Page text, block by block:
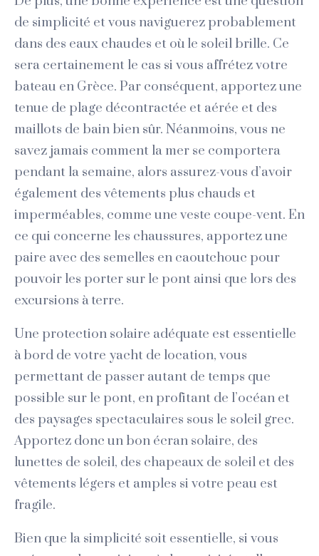
de simplicité et vous naviguerez probablement
dans des eaux chaudes et où le soleil brille. Ce
sera certainement le cas si vous affrétez votre
bateau en Grèce. Par conséquent, apportez une
tenue de plage décontractée et aérée et des
maillots de bain bien sûr. Néanmoins, vous ne
savez jamais comment la mer se comportera
pendant la semaine, alors assurez-vous d’avoir
également des vêtements plus chauds et
imperméables, comme une veste coupe-vent. En
ce qui concerne les chaussures, apportez une
paire avec des semelles en caoutchouc pour
pouvoir les porter sur le pont ainsi que lors des
excursions à terre.
Une protection solaire adéquate est essentielle
à bord de votre yacht de location, vous
permettant de passer autant de temps que
possible sur le pont, en profitant de l’océan et
des paysages spectaculaires sous le soleil grec.
Apportez donc un bon écran solaire, des
lunettes de soleil, des chapeaux de soleil et des
vêtements légers et amples si votre peau est
fragile.
Bien que la simplicité soit essentielle, si vous